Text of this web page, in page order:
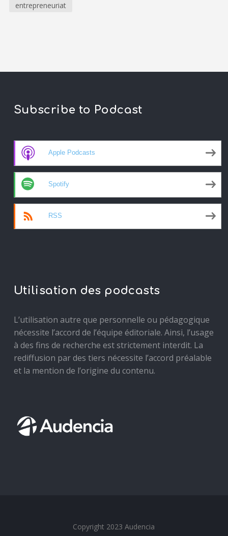
entrepreneuriat
Subscribe to Podcast
Apple Podcasts
Spotify
RSS
Utilisation des podcasts
L’utilisation autre que personnelle ou pédagogique
nécessite l’accord de l’équipe éditoriale. Ainsi, l’usage
à des fins de recherche est strictement interdit. La
rediffusion par des tiers nécessite l’accord préalable
et la mention de l’origine du contenu.
Copyright 2023 Audencia